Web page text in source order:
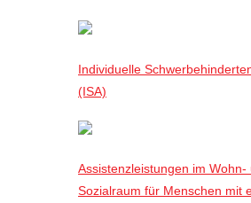
Individuelle
(ISA)
Assistenzleistungen im Wohn-
Sozialraum für Menschen mit